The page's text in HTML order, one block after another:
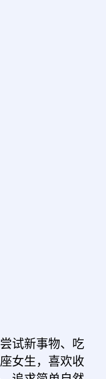
试新事物、吃
女生，喜欢收